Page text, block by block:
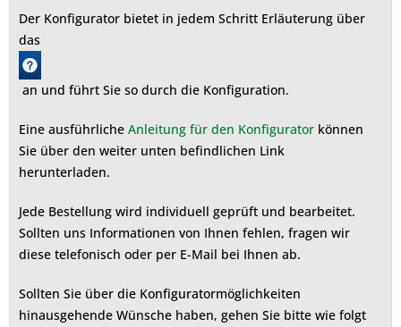
Der Konfigurator bietet in jedem Schritt Erläuterung über
das
an und führt Sie so durch die Konfiguration.
Eine ausführliche Anleitung für den Konfigurator können
Sie über den weiter unten befindlichen Link
herunterladen.
Jede Bestellung wird individuell geprüft und bearbeitet.
Sollten uns Informationen von Ihnen fehlen, fragen wir
diese telefonisch oder per E-Mail bei Ihnen ab.
Sollten Sie über die Konfiguratormöglichkeiten
hinausgehende Wünsche haben, gehen Sie bitte wie folgt